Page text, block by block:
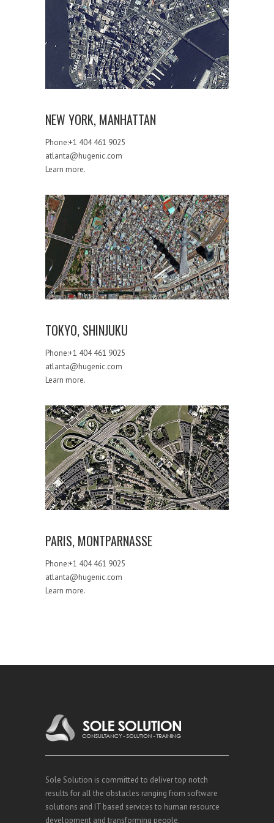
NEW YORK, MANHATTAN
NEW YORK, MANHATTAN
Phone:+1 404 461 9025
atlanta@hugenic.com
Learn more.
TOKYO, SHINJUKU
TOKYO, SHINJUKU
Phone:+1 404 461 9025
atlanta@hugenic.com
Learn more.
PARIS, MONTPARNASSE
PARIS, MONTPARNASSE
Phone:+1 404 461 9025
atlanta@hugenic.com
Learn more.
Sole Solution is committed to deliver top notch
results for all the obstacles ranging from software
solutions and IT based services to human resource
development and transforming people.